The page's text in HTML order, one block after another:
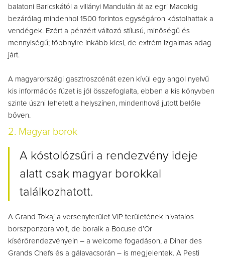
balatoni Baricskától a villányi Mandulán át az egri Macokig
bezárólag mindenhol 1500 forintos egységáron kóstolhattak a
vendégek. Ezért a pénzért változó stílusú, minőségű és
mennyiségű; többnyire inkább kicsi, de extrém izgalmas adag
járt.
A magyarországi gasztroszcénát ezen kívül egy angol nyelvű
kis információs füzet is jól összefoglalta, ebben a kis könyvben
szinte úszni lehetett a helyszínen, mindenhová jutott belőle
bőven.
2. Magyar borok
A kóstolózsűri a rendezvény ideje
alatt csak magyar borokkal
találkozhatott.
A Grand Tokaj a versenyterület VIP területének hivatalos
borszponzora volt, de boraik a Bocuse d’Or
kísérőrendezvényein – a welcome fogadáson, a Diner des
Grands Chefs és a gálavacsorán – is megjelentek. A Pesti